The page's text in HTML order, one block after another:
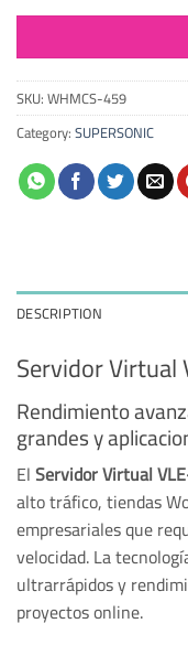
SKU:WHMCS-459
Category:SUPERSONIC
DESCRIPTION
Servidor Virtual
Rendimiento
grandes y
ElServidor Virtual
alto tráfico, tiendas
empresariales que
velocidad. La
ultrarrápidos y
proyectos online.